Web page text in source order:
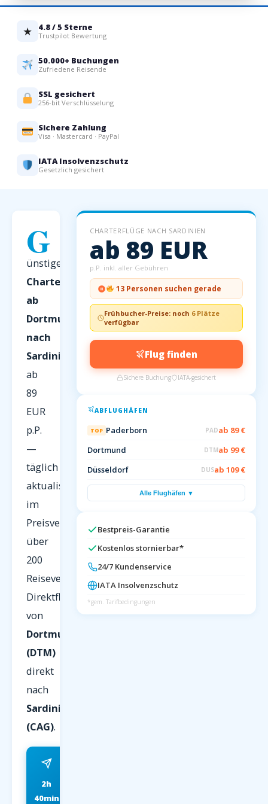
★ 4.8 / 5 Sterne
Trustpilot Bewertung
50.000+ Buchungen
Zufriedene Reisende
SSL gesichert
256-bit Verschlüsselung
Sichere Zahlung
Visa · Mastercard · PayPal
IATA Insolvenzschutz
Gesetzlich gesichert
G
ünstige
Charterflüge
ab
Dortmund
nach
Sardinien
ab
89
EUR
p.P.
—
täglich
aktualisiert
im
Preisvergleich
über
200
Reiseveranstalter.
Direktflug
von
Dortmund
(DTM)
direkt
nach
Sardinien
(CAG).
2h
40min
CHARTERFLÜGE NACH SARDINIEN
ab 89 EUR
p.P. inkl. aller Gebühren
13 Personen suchen gerade
Frühbucher-Preise: noch 6 Plätze
verfügbar
Flug finden
Sichere Buchung IATA-gesichert
ABFLUGHÄFEN
TOP Paderborn PADab 89 €
Dortmund
DTMab 99 €
Düsseldorf
DUSab 109 €
Alle Flughäfen ▼
Bestpreis-Garantie
Kostenlos stornierbar*
24/7 Kundenservice
IATA Insolvenzschutz
*gem. Tarifbedingungen